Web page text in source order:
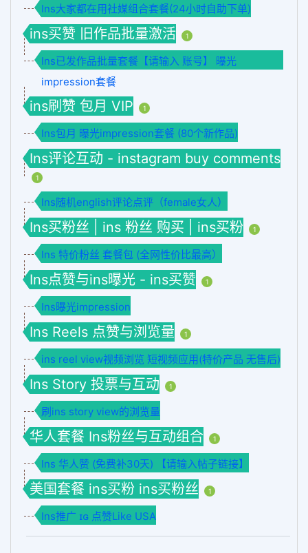
Ins大家都在用社媒组合套餐(24小时自助下单)
ins买赞 旧作品批量激活 1
Ins已发作品批量套餐【请输入 账号】 曝光
impression套餐
ins刷赞 包月 VIP 1
Ins包月 曝光impression套餐 (80个新作品)
Ins评论互动 - instagram buy comments
1
Ins随机english评论点评（female女人）
Ins买粉丝 | ins 粉丝 购买 | ins买粉 1
Ins 特价粉丝 套餐包 (全网性价比最高）
Ins点赞与ins曝光 - ins买赞 1
Ins曝光impression
Ins Reels 点赞与浏览量 1
ins reel view视频浏览 短视频应用(特价产品 无售后)
Ins Story 投票与互动 1
刷ins story view的浏览量
华人套餐 Ins粉丝与互动组合 1
Ins 华人赞 (免费补30天) 【请输入帖子链接】
美国套餐 ins买粉 ins买粉丝 1
Ins推广 ɪɢ 点赞Like USA